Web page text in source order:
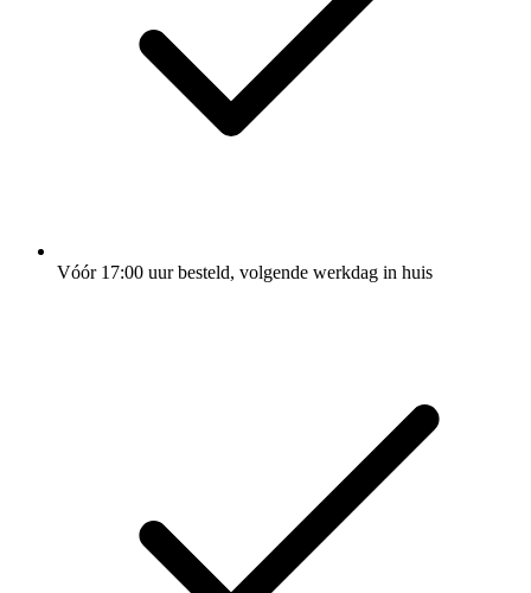
Vóór 17:00 uur besteld, volgende werkdag in huis